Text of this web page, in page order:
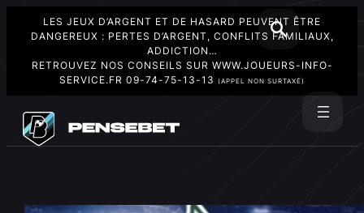
LES JEUX D’ARGENT ET DE HASARD PEUVENT ÊTRE
DANGEREUX : PERTES D’ARGENT, CONFLITS FAMILIAUX,
ADDICTION…
RETROUVEZ NOS CONSEILS SUR WWW.JOUEURS-INFO-
SERVICE.FR 09-74-75-13-13 (APPEL NON SURTAXÉ)
contenu